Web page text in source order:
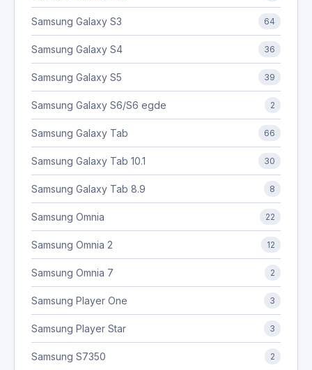
Samsung Galaxy S3 64
Samsung Galaxy S4 36
Samsung Galaxy S5 39
Samsung Galaxy S6/S6 egde 2
Samsung Galaxy Tab 66
Samsung Galaxy Tab 10.1 30
Samsung Galaxy Tab 8.9 8
Samsung Omnia 22
Samsung Omnia 2 12
Samsung Omnia 7 2
Samsung Player One 3
Samsung Player Star 3
Samsung S7350 2